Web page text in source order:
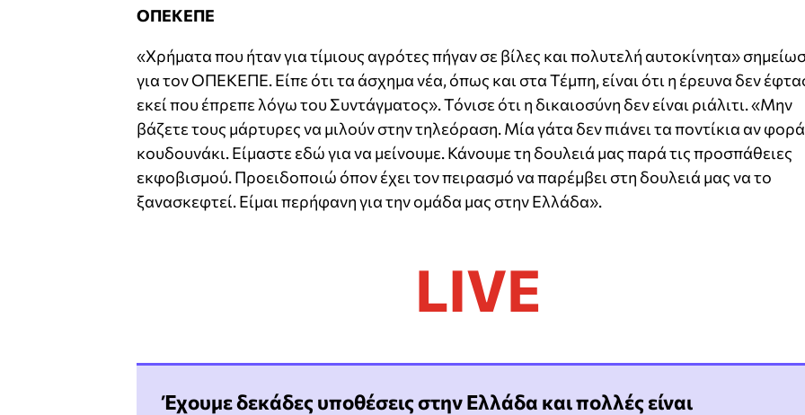
ΟΠΕΚΕΠΕ
«Χρήματα που ήταν για τίμιους αγρότες πήγαν σε βίλες και πολυτελή αυτοκίνητα»
για τον ΟΠΕΚΕΠΕ. Είπε ότι τα άσχημα νέα, όπως και στα Τέμπη, είναι ότι η έρευνα δεν
εκεί που έπρεπε λόγω του Συντάγματος». Τόνισε ότι η δικαιοσύνη δεν είναι ριάλιτι. «Μην
βάζετε τους μάρτυρες να μιλούν στην τηλεόραση. Μία γάτα δεν πιάνει τα ποντίκια αν
κουδουνάκι. Είμαστε εδώ για να μείνουμε. Κάνουμε τη δουλειά μας παρά τις προσπάθειες
εκφοβισμού. Προειδοποιώ όπον έχει τον πειρασμό να παρέμβει στη δουλειά μας να το
ξανασκεφτεί. Είμαι περήφανη για την ομάδα μας στην Ελλάδα».
LIVE
Έχουμε δεκάδες υποθέσεις στην Ελλάδα και πολλές είναι